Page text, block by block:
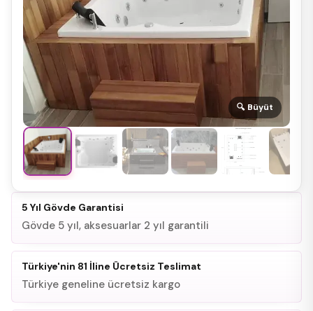
🔍 Büyüt
5 Yıl Gövde Garantisi
Gövde 5 yıl, aksesuarlar 2 yıl garantili
Türkiye'nin 81 İline Ücretsiz Teslimat
Türkiye geneline ücretsiz kargo